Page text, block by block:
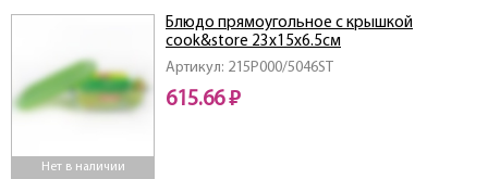
Нет в наличии
Артикул: 215P000/5046ST
Блюдо прямоугольное с крышкой
cook&store 23х15x6.5см
615.66 ₽